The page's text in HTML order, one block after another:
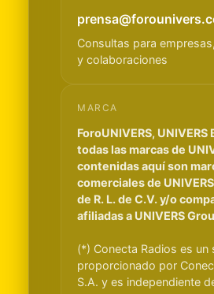
Consultas para
y colaboraciones
MARCA
ForoUNIVERS, UNIVERS
todas las marcas de
contenidas aquí son
comerciales de
de R. L. de C.V. y/o
afiliadas a UNIVERS
(*) Conecta Radios es un
proporcionado por
S.A. y es independiente